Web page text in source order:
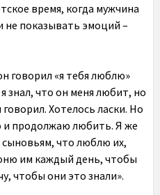
время, когда мужчина
показывать эмоций –
говорил «я тебя люблю»
знал, что он меня любит, но
Хотелось ласки. Но
и продолжаю любить. Я же
что люблю их,
им каждый день, чтобы
чтобы они это знали».